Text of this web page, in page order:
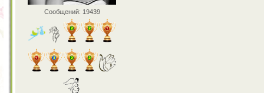
Сообщений: 19439